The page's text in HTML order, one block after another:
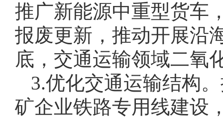
推广新能源中重型货车
报废更新，推动开展沿
底，交通运输领域二氧
3.优化交通运输结构
矿企业铁路专用线建设